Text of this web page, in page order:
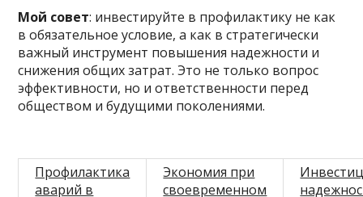
Мой совет: инвестируйте в профилактику не как
в обязательное условие, а как в стратегически
важный инструмент повышения надежности и
снижения общих затрат. Это не только вопрос
эффективности, но и ответственности перед
обществом и будущими поколениями.
Профилактика
аварий в
Экономия при
своевременном